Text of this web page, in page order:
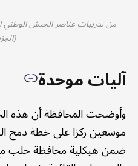
من تدريبات عناصر الجيش الوطني
آليات موحدة
وأوضحت المحافظة أن هذه
موسعين ركزا على خطة دمج
ضمن هيكلية محافظة حلب